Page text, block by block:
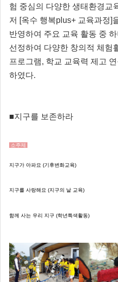
험 중심의 다양한 생태환경교
저 [옥수 행복plus+ 교육과정]
반영하여 주요 교육 활동 중
선정하여 다양한 창의적 체험
프로그램, 학교 교육력 제고
하였다.
■지구를 보존하라
소주제
지구가 아파요 (기후변화교육)
지구를 사랑해요 (지구의 날 교육)
함께 사는 우리 지구 (학년특색활동)